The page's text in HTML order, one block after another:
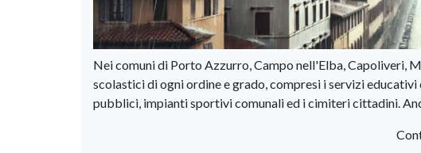
Nei comuni di Porto Azzurro, Campo nell'Elba, Capoliveri,
scolastici di ogni ordine e grado, compresi i servizi
pubblici, impianti sportivi comunali ed i cimiteri cittadini.